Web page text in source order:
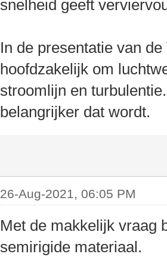
snelheid geeft
In de presentatie van
hoofdzakelijk om
stroomlijn en
belangrijker dat wordt.
26-Aug-2021, 06:05 PM
Met de makkelijk vraag
semirigide materiaal.